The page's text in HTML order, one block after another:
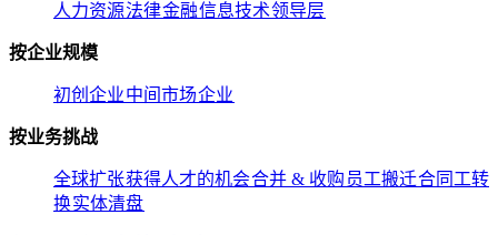
人力资源​​法律​​金融​​信息技术​​领导层​​
按企业规模​​
初创企业​​中间市场​​企业​​
按业务挑战​​
全球扩张​​获得人才的机会​​合并 & 收购​​ 员工搬迁​​合同工转
换​​实体清盘​​